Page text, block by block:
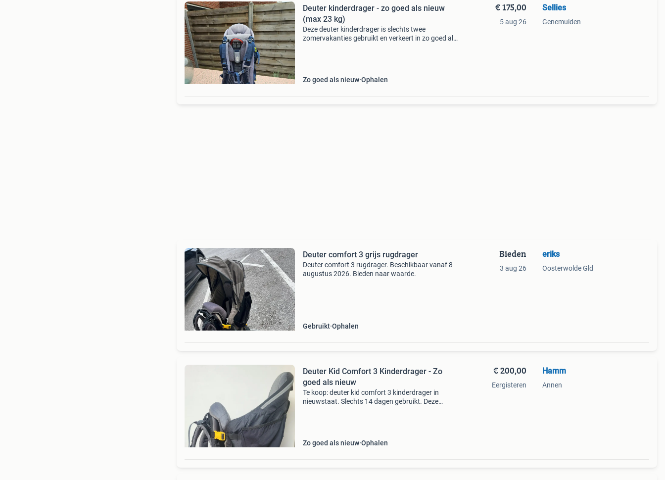
Deuter kinderdrager - zo goed als nieuw
(max 23 kg)
Deze deuter kinderdrager is slechts twee
zomervakanties gebruikt en verkeert in zo goed als
Zo goed als nieuw Ophalen
€ 175,00
5 aug 26
Sellies
Genemuiden
Deuter comfort 3 grijs rugdrager
Deuter comfort 3 rugdrager. Beschikbaar vanaf 8
augustus 2026. Bieden naar waarde.
Gebruikt Ophalen
Bieden
3 aug 26
eriks
Oosterwolde Gld
Deuter Kid Comfort 3 Kinderdrager - Zo
goed als nieuw
Te koop: deuter kid comfort 3 kinderdrager in
nieuwstaat. Slechts 14 dagen gebruikt. Deze
Zo goed als nieuw Ophalen
€ 200,00
Eergisteren
Hamm
Annen